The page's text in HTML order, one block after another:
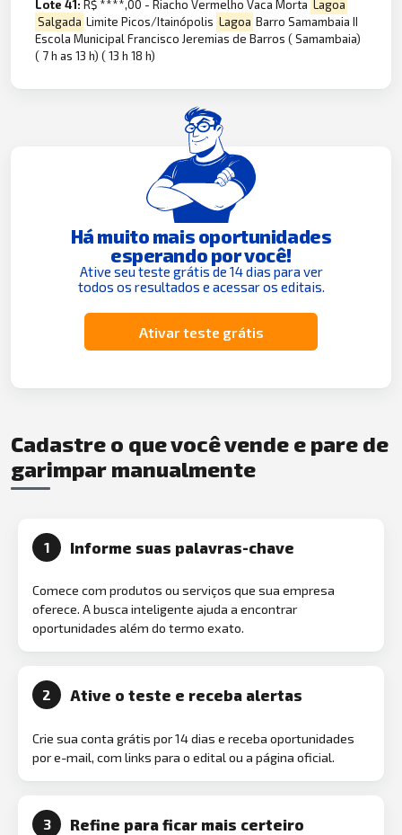
Lote 41: R$ ****,00 - Riacho Vermelho Vaca Morta Lagoa
Salgada Limite Picos/Itainópolis Lagoa Barro Samambaia II
Escola Municipal Francisco Jeremias de Barros ( Samambaia)
( 7 h as 13 h) ( 13 h 18 h)
Há muito mais oportunidades
esperando por você!
Ative seu teste grátis de 14 dias para ver
todos os resultados e acessar os editais.
Ativar teste grátis
Cadastre o que você vende e pare de
garimpar manualmente
1 Informe suas palavras-chave
Comece com produtos ou serviços que sua empresa
oferece. A busca inteligente ajuda a encontrar
oportunidades além do termo exato.
2 Ative o teste e receba alertas
Crie sua conta grátis por 14 dias e receba oportunidades
por e-mail, com links para o edital ou a página oficial.
3 Refine para ficar mais certeiro